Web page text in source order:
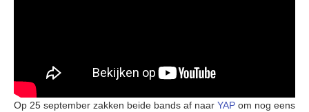
Op 25 september zakken beide bands af naar YAP om nog eens